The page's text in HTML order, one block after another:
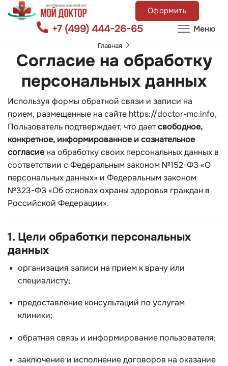
Оформить
+7 (499) 444-26-65 Меню
Главная
Согласие на обработку
персональных данных
Используя формы обратной связи и записи на
прием, размещенные на сайте https://doctor-mc.info,
Пользователь подтверждает, что даетсвободное,
конкретное, информированное и сознательное
согласие на обработку своих персональных данных в
соответствии с Федеральным законом №152-ФЗ «О
персональных данных» и Федеральным законом
№323-ФЗ «Об основах охраны здоровья граждан в
Российской Федерации».
1. Цели обработки персональных
данных
организация записи на прием к врачу или
специалисту;
предоставление консультаций по услугам
клиники;
обратная связь и информирование пользователя;
заключение и исполнение договоров на оказание